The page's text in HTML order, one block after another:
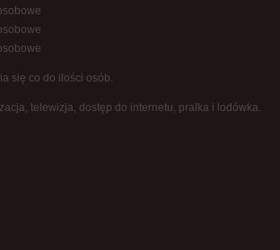
się co do ilości osób.
telewizja, dostęp do internetu, pralka i lodówka.